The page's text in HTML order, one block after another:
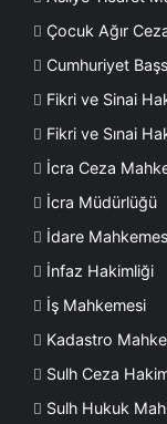
Çocuk Ağır
Cumhuriyet
Fikri ve Sinai
Fikri ve Sınai
İcra Ceza
İcra Müdürlüğü
İdare
İnfaz Hakimliği
İş Mahkemesi
Kadastro
Sulh Ceza
Sulh Hukuk